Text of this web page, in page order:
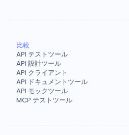
比較
API テストツール
API 設計ツール
API クライアント
API ドキュメントツール
API モックツール
MCP テストツール